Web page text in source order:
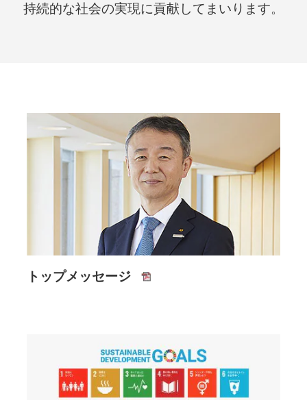
持続的な社会の実現に貢献してまいります。
トップメッセージ